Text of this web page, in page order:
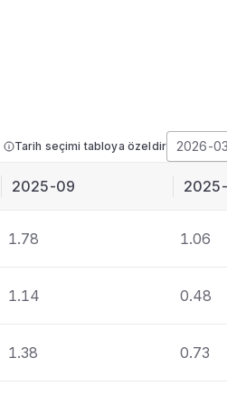
Tarih seçimi tabloya özeldir 2026-03
2025-09
1.78 1.06
1.14 0.48
1.38 0.73